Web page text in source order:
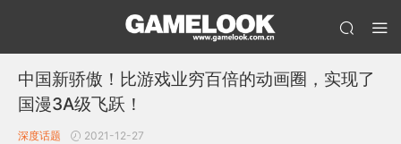
中国新骄傲！比游戏业穷百倍的动画圈，实现了
国漫3A级飞跃！
深度话题 2021-12-27